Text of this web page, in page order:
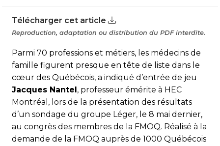
Télécharger cet article
Reproduction, adaptation ou distribution du PDF interdite.
Parmi 70 professions et métiers, les médecins de
famille figurent presque en tête de liste dans le
cœur des Québécois, a indiqué d’entrée de jeu
Jacques Nantel, professeur émérite à HEC
Montréal, lors de la présentation des résultats
d’un sondage du groupe Léger, le 8 mai dernier,
au congrès des membres de la FMOQ. Réalisé à la
demande de la FMOQ auprès de 1000 Québécois